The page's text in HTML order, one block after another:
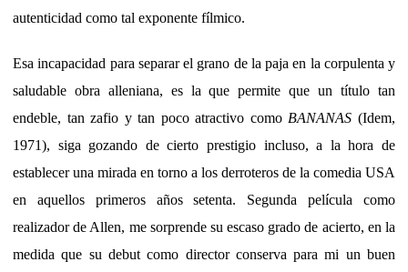
autenticidad como tal exponente fílmico.
Esa incapacidad para separar el grano de la paja en la corpulenta y
saludable obra alleniana, es la que permite que un título tan
endeble, tan zafio y tan poco atractivo como BANANAS (Idem,
1971), siga gozando de cierto prestigio incluso, a la hora de
establecer una mirada en torno a los derroteros de la comedia USA
en aquellos primeros años setenta. Segunda película como
realizador de Allen, me sorprende su escaso grado de acierto, en la
medida que su debut como director conserva para mi un buen